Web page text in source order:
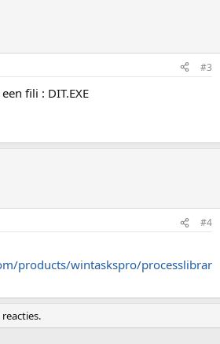
#3
fili : DIT.EXE
#4
products/wintaskspro/processlibrar